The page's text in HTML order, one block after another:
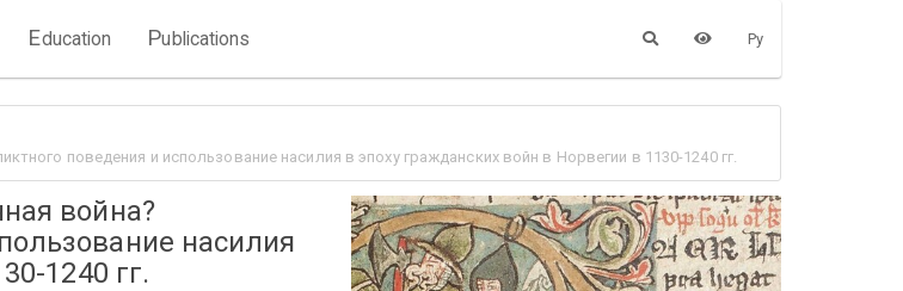
Education Publications Ру
поведения и использование насилия в эпоху гражданских войн в Норвегии в 1130-1240 гг.
война?
насилия
1240 гг.